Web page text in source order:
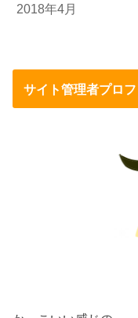
2018年4月
サイト管理者プロ